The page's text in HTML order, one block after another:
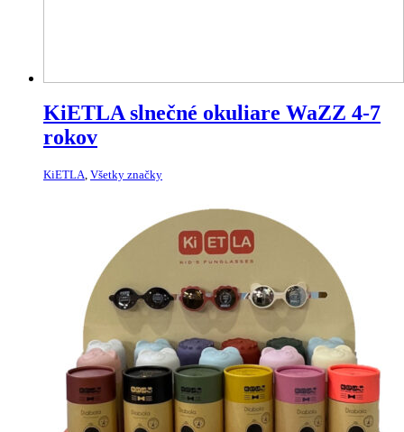
KiETLA slnečné okuliare WaZZ 4-7
rokov
KiETLA Všetky značky